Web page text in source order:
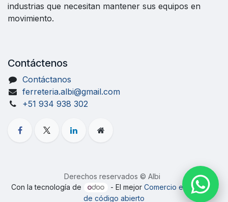
industrias que necesitan mantener sus equipos en
movimiento.
Contáctenos
Contáctanos
ferreteria.albi@gmail.com
+51 934 938 302
Derechos reservados © Albi
Con la tecnología de
- El mejor Comercio electrónico
de código abierto